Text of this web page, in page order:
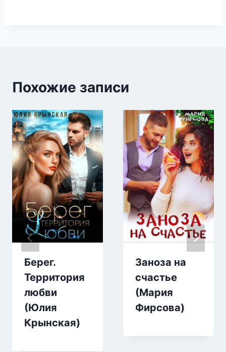
Похожие записи
Берег.
Территория
любви
(Юлия
Крынская)
Заноза на
счастье
(Мария
Фирсова)